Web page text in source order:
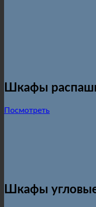
Шкафы
Посмотреть
Шкафы